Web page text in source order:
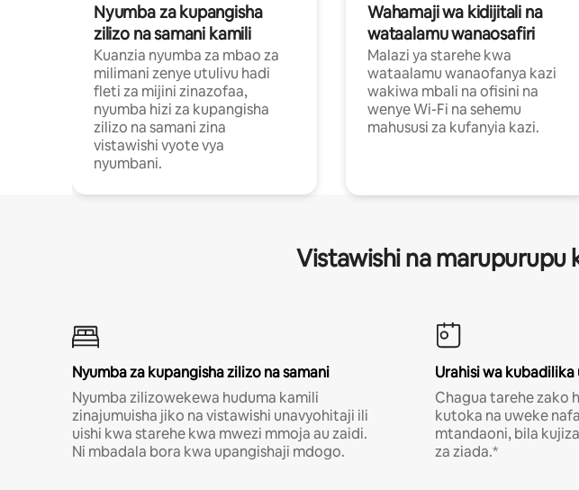
Nyumba za kupangisha
zilizo na samani kamili
Kuanzia nyumba za mbao za
milimani zenye utulivu hadi
fleti za mijini zinazofaa,
nyumba hizi za kupangisha
zilizo na samani zina
vistawishi vyote vya
nyumbani.
Wahamaji wa kidijitali na
wataalamu wanaosafiri
Malazi ya starehe kwa
wataalamu wanaofanya kazi
wakiwa mbali na ofisini na
wenye Wi-Fi na sehemu
mahususi za kufanyia kazi.
Vistawishi na marupurupu
Nyumba za kupangisha zilizo na samani
Nyumba zilizowekewa huduma kamili
zinajumuisha jiko na vistawishi unavyohitaji ili
uishi kwa starehe kwa mwezi mmoja au zaidi.
Ni mbadala bora kwa upangishaji mdogo.
Urahisi wa
Chagua tarehe zako
kutoka na uweke
mtandaoni, bila
za ziada.*